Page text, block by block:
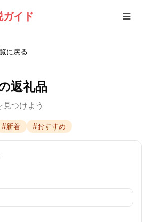
ガイド
に戻る
返礼品
つけよう
#新着 #おすすめ